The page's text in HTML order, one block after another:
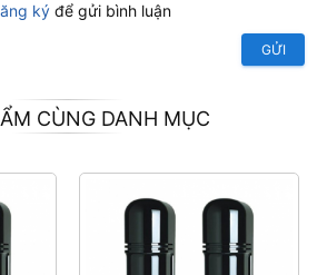
ký để gửi bình luận
GỬI
CÙNG DANH MỤC